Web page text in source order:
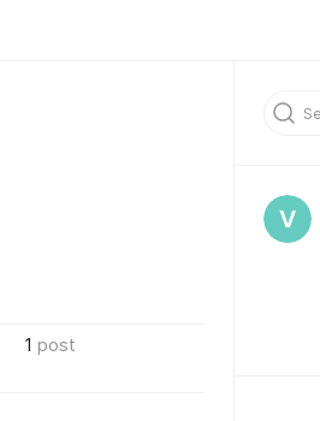
1 post
V